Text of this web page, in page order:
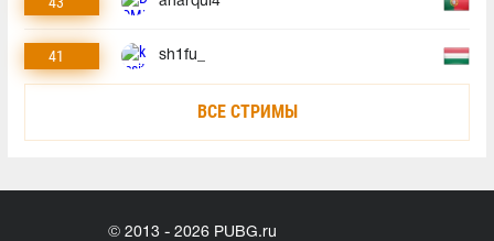
41 sh1fu_
ВСЕ СТРИМЫ
© 2013 - 2026 PUBG.ru